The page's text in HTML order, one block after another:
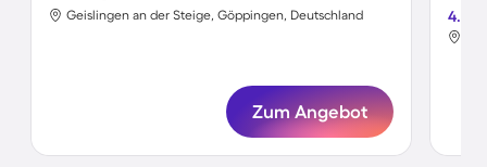
Geislingen an der Steige, Göppingen, Deutschland
Zum Angebot
4.8